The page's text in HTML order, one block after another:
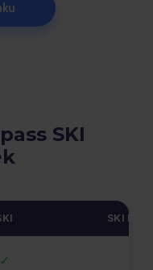
SKI
SKI
✓